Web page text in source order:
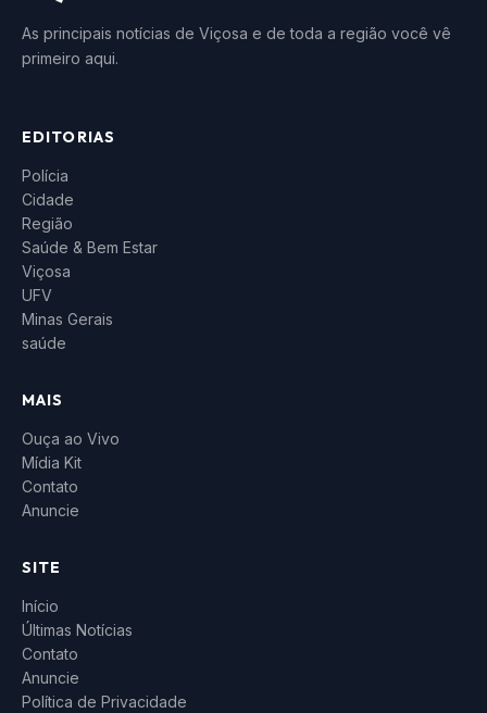
As principais notícias de Viçosa e de toda a região você vê
primeiro aqui.
EDITORIAS
Polícia
Cidade
Região
Saúde & Bem Estar
Viçosa
UFV
Minas Gerais
saúde
MAIS
Ouça ao Vivo
Mídia Kit
Contato
Anuncie
SITE
Início
Últimas Notícias
Contato
Anuncie
Política de Privacidade